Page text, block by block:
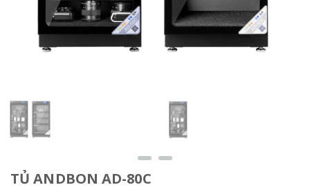
TỦ ANDBON AD-80C